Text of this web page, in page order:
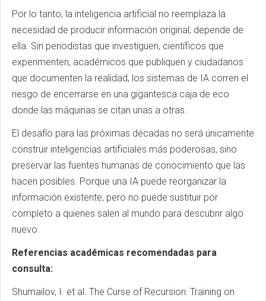
Por lo tanto, la inteligencia artificial no reemplaza la
necesidad de producir información original; depende de
ella. Sin periodistas que investiguen, científicos que
experimenten, académicos que publiquen y ciudadanos
que documenten la realidad, los sistemas de IA corren el
riesgo de encerrarse en una gigantesca caja de eco
donde las máquinas se citan unas a otras.
El desafío para las próximas décadas no será únicamente
construir inteligencias artificiales más poderosas, sino
preservar las fuentes humanas de conocimiento que las
hacen posibles. Porque una IA puede reorganizar la
información existente, pero no puede sustituir por
completo a quienes salen al mundo para descubrir algo
nuevo.
Referencias académicas recomendadas para
consulta:
Shumailov, I. et al. The Curse of Recursion: Training on